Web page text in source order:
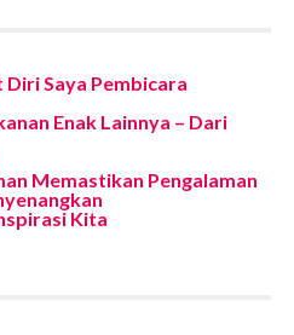
Saya Pembicara
Enak Lainnya – Dari
Memastikan Pengalaman
Kita